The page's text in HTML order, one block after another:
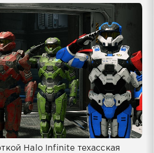
Halo Infinite техасская